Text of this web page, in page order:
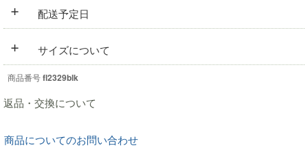
+ 配送予定日
+ サイズについて
商品番号fl2329blk
返品・交換について
商品についてのお問い合わせ